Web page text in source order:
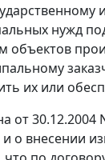
нужд
объектов
их или
от
о внесении